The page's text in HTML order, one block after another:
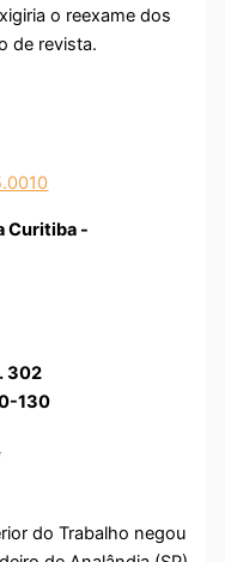
o reexame dos
de revista.
Curitiba -
302
130
do Trabalho negou